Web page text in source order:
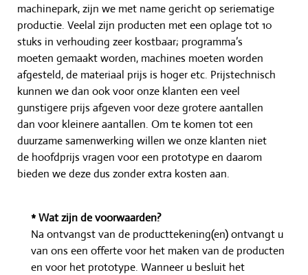
machinepark, zijn we met name gericht op seriematige
productie. Veelal zijn producten met een oplage tot 10
stuks in verhouding zeer kostbaar; programma’s
moeten gemaakt worden, machines moeten worden
afgesteld, de materiaal prijs is hoger etc. Prijstechnisch
kunnen we dan ook voor onze klanten een veel
gunstigere prijs afgeven voor deze grotere aantallen
dan voor kleinere aantallen. Om te komen tot een
duurzame samenwerking willen we onze klanten niet
de hoofdprijs vragen voor een prototype en daarom
bieden we deze dus zonder extra kosten aan.
* Wat zijn de voorwaarden?
Na ontvangst van de producttekening(en) ontvangt u
van ons een offerte voor het maken van de producten
en voor het prototype. Wanneer u besluit het